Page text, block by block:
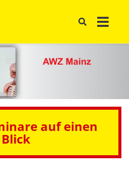
auf einen
Blick